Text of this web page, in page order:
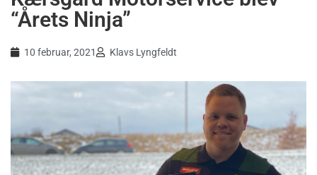
“Årets Ninja”
10 februar, 2021 Klavs Lyngfeldt